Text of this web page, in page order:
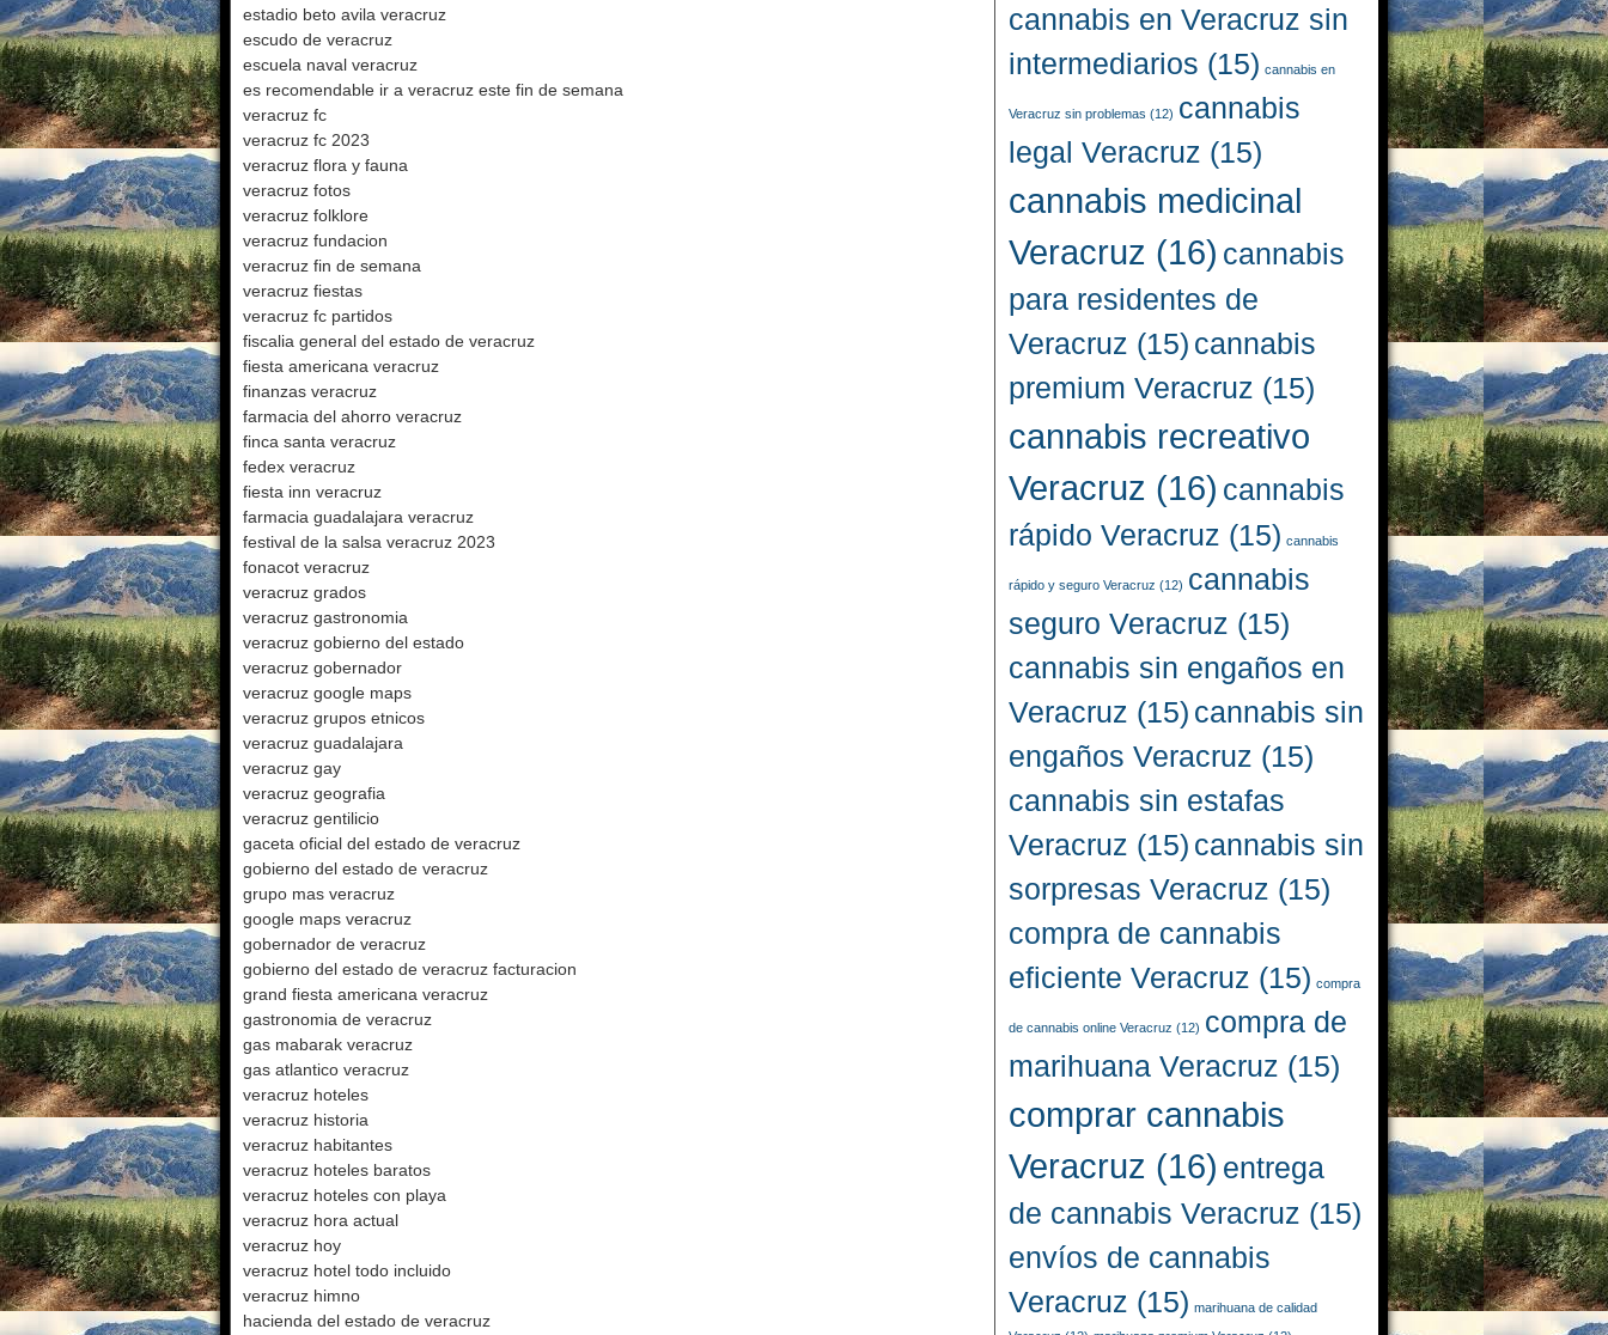
estadio beto avila veracruz
escudo de veracruz
escuela naval veracruz
es recomendable ir a veracruz este fin de semana
veracruz fc
veracruz fc 2023
veracruz flora y fauna
veracruz fotos
veracruz folklore
veracruz fundacion
veracruz fin de semana
veracruz fiestas
veracruz fc partidos
fiscalia general del estado de veracruz
fiesta americana veracruz
finanzas veracruz
farmacia del ahorro veracruz
finca santa veracruz
fedex veracruz
fiesta inn veracruz
farmacia guadalajara veracruz
festival de la salsa veracruz 2023
fonacot veracruz
veracruz grados
veracruz gastronomia
veracruz gobierno del estado
veracruz gobernador
veracruz google maps
veracruz grupos etnicos
veracruz guadalajara
veracruz gay
veracruz geografia
veracruz gentilicio
gaceta oficial del estado de veracruz
gobierno del estado de veracruz
grupo mas veracruz
google maps veracruz
gobernador de veracruz
gobierno del estado de veracruz facturacion
grand fiesta americana veracruz
gastronomia de veracruz
gas mabarak veracruz
gas atlantico veracruz
veracruz hoteles
veracruz historia
veracruz habitantes
veracruz hoteles baratos
veracruz hoteles con playa
veracruz hora actual
veracruz hoy
veracruz hotel todo incluido
veracruz himno
hacienda del estado de veracruz
cannabis en Veracruz sin
intermediarios (15) cannabis en
Veracruz sin problemas (12) cannabis
legal Veracruz (15)
cannabis medicinal
Veracruz (16) cannabis
para residentes de
Veracruz (15) cannabis
premium Veracruz (15)
cannabis recreativo
Veracruz (16) cannabis
rápido Veracruz (15) cannabis
rápido y seguro Veracruz (12) cannabis
seguro Veracruz (15)
cannabis sin engaños en
Veracruz (15) cannabis sin
engaños Veracruz (15)
cannabis sin estafas
Veracruz (15) cannabis sin
sorpresas Veracruz (15)
compra de cannabis
eficiente Veracruz (15) compra
de cannabis online Veracruz (12) compra de
marihuana Veracruz (15)
comprar cannabis
Veracruz (16) entrega
de cannabis Veracruz (15)
envíos de cannabis
Veracruz (15) marihuana de calidad